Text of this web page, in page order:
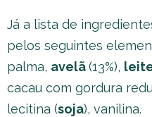
Já a lista de
pelos seguintes
palma, avelã(13%),
cacau com gordura
lecitina (soja), vanilina.